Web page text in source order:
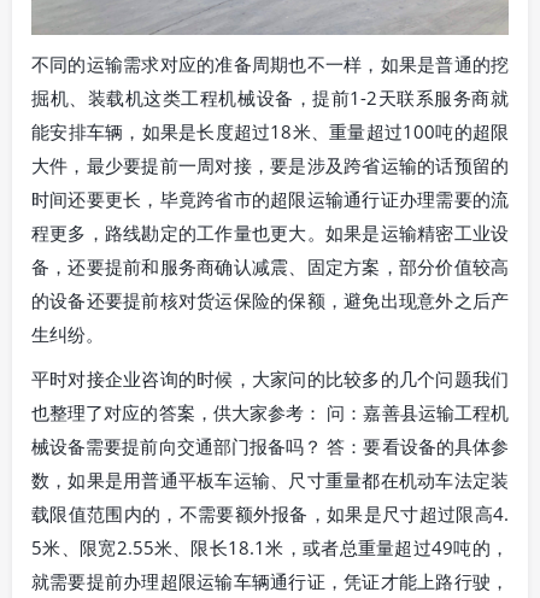
不同的运输需求对应的准备周期也不一样，如果是普通的挖
掘机、装载机这类工程机械设备，提前1-2天联系服务商就
能安排车辆，如果是长度超过18米、重量超过100吨的超限
大件，最少要提前一周对接，要是涉及跨省运输的话预留的
时间还要更长，毕竟跨省市的超限运输通行证办理需要的流
程更多，路线勘定的工作量也更大。如果是运输精密工业设
备，还要提前和服务商确认减震、固定方案，部分价值较高
的设备还要提前核对货运保险的保额，避免出现意外之后产
生纠纷。
平时对接企业咨询的时候，大家问的比较多的几个问题我们
也整理了对应的答案，供大家参考： 问：嘉善县运输工程机
械设备需要提前向交通部门报备吗？ 答：要看设备的具体参
数，如果是用普通平板车运输、尺寸重量都在机动车法定装
载限值范围内的，不需要额外报备，如果是尺寸超过限高4.
5米、限宽2.55米、限长18.1米，或者总重量超过49吨的，
就需要提前办理超限运输车辆通行证，凭证才能上路行驶，